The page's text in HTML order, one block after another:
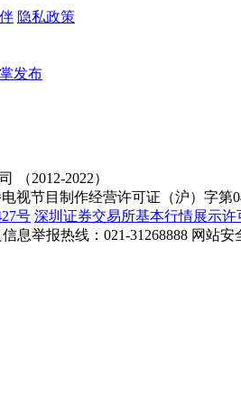
隐私政策
发布
（2012-2022）
电视节目制作经营许可证（沪）字第
号 深圳证券交易所基本行情展示许
息举报热线：021-31268888 网站安